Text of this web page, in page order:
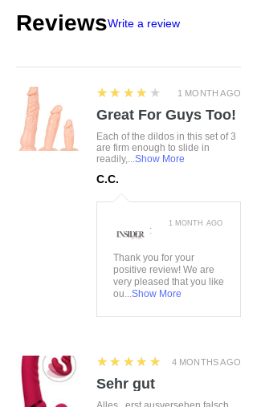
ReviewsWrite a review
1 MONTH AGO
4
★★★★★
Great For Guys Too!
Each of the dildos in this set of 3
are firm enough to slide in
readily,...Show More
C.C.
:
Thank you for your
positive review! We are
very pleased that you like
ou...Show More
1 MONTH AGO
4 MONTHS AGO
5
★★★★★
Sehr gut